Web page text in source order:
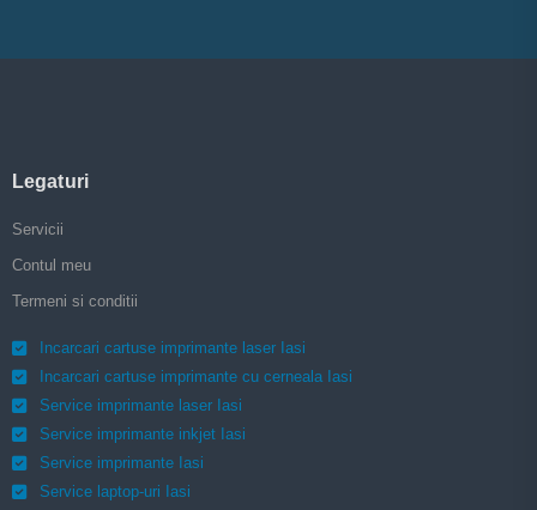
Legaturi
Servicii
Contul meu
Termeni si conditii
Incarcari cartuse imprimante laser Iasi
Incarcari cartuse imprimante cu cerneala Iasi
Service imprimante laser Iasi
Service imprimante inkjet Iasi
Service imprimante Iasi
Service laptop-uri Iasi